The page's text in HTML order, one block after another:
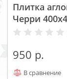
Плитка
Черри
950
В сравнение